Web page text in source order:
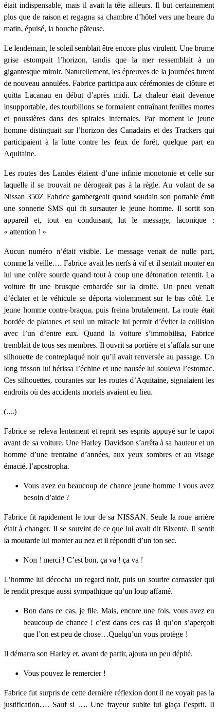
était indispensable, mais il avait la tête ailleurs. Il but certainement
plus que de raison et regagna sa chambre d’hôtel vers une heure du
matin, épuisé, la bouche pâteuse.
Le lendemain, le soleil semblait être encore plus virulent. Une brume
grise estompait l’horizon, tandis que la mer ressemblait à un
gigantesque miroir. Naturellement, les épreuves de la journées furent
de nouveau annulées. Fabrice participa aux cérémonies de clôture et
quitta Lacanau en début d’après midi. La chaleur était devenue
insupportable, des tourbillons se formaient entraînant feuilles mortes
et poussières dans des spirales infernales. Par moment le jeune
homme distinguait sur l’horizon des Canadairs et des Trackers qui
participaient à la lutte contre les feux de forêt, quelque part en
Aquitaine.
Les routes des Landes étaient d’une infinie monotonie et celle sur
laquelle il se trouvait ne dérogeait pas à la règle. Au volant de sa
Nissan 350Z Fabrice gambergeait quand soudain son portable émit
une sonnerie SMS qui fit sursauter le jeune homme. Il sortit son
appareil et, tout en conduisant, lut le message, laconique :
« attention ! »
Aucun numéro n’était visible. Le message venait de nulle part,
comme la veille…. Fabrice avait les nerfs à vif et il sentait monter en
lui une colère sourde quand tout à coup une détonation retentit. La
voiture fit une brusque embardée sur la droite. Un pneu venait
d’éclater et le véhicule se déporta violemment sur le bas côté. Le
jeune homme contre-braqua, puis freina brutalement. La route était
bordée de platanes et seul un miracle lui permit d’éviter la collision
avec l’un d’entre eux. Quand la voiture s’immobilisa, Fabrice
tremblait de tous ses membres. Il ouvrit sa portière et s’affala sur une
silhouette de contreplaqué noir qu’il avait renversée au passage. Un
long frisson lui hérissa l’échine et une nausée lui souleva l’estomac.
Ces silhouettes, courantes sur les routes d’Aquitaine, signalaient les
endroits où des accidents mortels avaient eu lieu.
(....)
Fabrice se releva lentement et reprit ses esprits appuyé sur le capot
avant de sa voiture. Une Harley Davidson s’arrêta à sa hauteur et un
homme d’une trentaine d’années, aux yeux sombres et au visage
émacié, l’apostropha.
Vous avez eu beaucoup de chance jeune homme ! vous avez
besoin d’aide ?
Fabrice fit rapidement le tour de sa NISSAN. Seule la roue arrière
était à changer. Il se souvint de ce que lui avait dit Bixente. Il sentit
la moutarde lui monter au nez et il répondit d’un ton sec.
Non ! merci ! C’est bon, ça va ! ça va !
L’homme lui décocha un regard noir, puis un sourire carnassier qui
le rendit presque aussi sympathique qu’un loup affamé.
Bon dans ce cas, je file. Mais, encore une fois, vous avez eu
beaucoup de chance ! c’est dans ces cas là qu’on s’aperçoit
que l’on est peu de chose…Quelqu’un vous protège !
Il démarra son Harley et, avant de partir, ajouta un peu dépité.
Vous pouvez le remercier !
Fabrice fut surpris de cette dernière réflexion dont il ne voyait pas la
justification…. Sauf si …. Une frayeur subite lui glaça l’esprit. Il